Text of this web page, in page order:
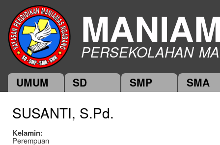
PERSEKOLAHAN
Main menu
UMUM SD SMP SMA
SUSANTI, S.Pd.
Kelamin:
Perempuan